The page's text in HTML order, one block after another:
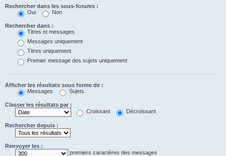
Rechercher dans les sous-forums :
Oui
Non
Rechercher dans :
Titres et messages
Messages uniquement
Titres uniquement
Premier message des sujets uniquement
Afficher les résultats sous forme de :
Messages
Sujets
Classer les résultats par :
Croissant
Décroissant
Rechercher depuis :
Renvoyer les :
premiers caractères des messages